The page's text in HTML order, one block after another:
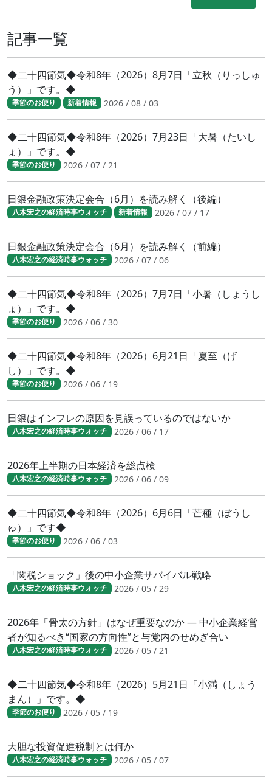
記事一覧
◆二十四節気◆令和8年（2026）8月7日「立秋（りっしゅ
う）」です。◆
季節のお便り 新着情報 2026 / 08 / 03
◆二十四節気◆令和8年（2026）7月23日「大暑（たいし
ょ）」です。◆
季節のお便り 2026 / 07 / 21
日銀金融政策決定会合（6月）を読み解く（後編）
八木宏之の経済時事ウォッチ 新着情報 2026 / 07 / 17
日銀金融政策決定会合（6月）を読み解く（前編）
八木宏之の経済時事ウォッチ 2026 / 07 / 06
◆二十四節気◆令和8年（2026）7月7日「小暑（しょうし
ょ）」です。◆
季節のお便り 2026 / 06 / 30
◆二十四節気◆令和8年（2026）6月21日「夏至（げ
し）」です。◆
季節のお便り 2026 / 06 / 19
日銀はインフレの原因を見誤っているのではないか
八木宏之の経済時事ウォッチ 2026 / 06 / 17
2026年上半期の日本経済を総点検
八木宏之の経済時事ウォッチ 2026 / 06 / 09
◆二十四節気◆令和8年（2026）6月6日「芒種（ぼうし
ゅ）」です◆
季節のお便り 2026 / 06 / 03
「関税ショック」後の中小企業サバイバル戦略
八木宏之の経済時事ウォッチ 2026 / 05 / 29
2026年「骨太の方針」はなぜ重要なのか ― 中小企業経営
者が知るべき“国家の方向性”と与党内のせめぎ合い
八木宏之の経済時事ウォッチ 2026 / 05 / 21
◆二十四節気◆令和8年（2026）5月21日「小満（しょう
まん）」です。◆
季節のお便り 2026 / 05 / 19
大胆な投資促進税制とは何か
八木宏之の経済時事ウォッチ 2026 / 05 / 07